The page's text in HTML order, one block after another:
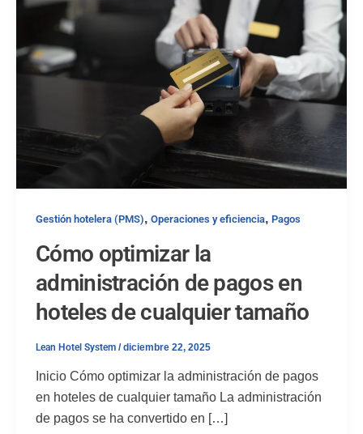
Gestión hotelera (PMS), Operaciones y eficiencia, Pagos
Cómo optimizar la
administración de pagos en
hoteles de cualquier tamaño
Lean Hotel System /diciembre 22, 2025
Inicio Cómo optimizar la administración de pagos
en hoteles de cualquier tamaño La administración
de pagos se ha convertido en […]